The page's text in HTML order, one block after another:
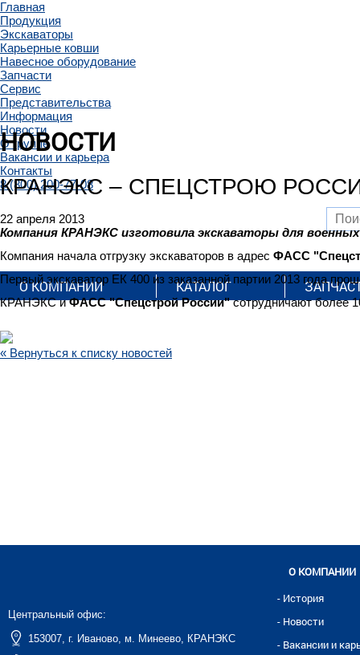
Главная
Продукция
Экскаваторы
Карьерные ковши
Навесное оборудование
Запчасти
Сервис
Представительства
Информация
Новости
О группе
Вакансии и карьера
Контакты
8 (800) 200-77-08
О КОМПАНИИ КАТАЛОГ
НОВОСТИ
КРАНЭКС – СПЕЦСТРОЮ
22 апреля 2013
Компания КРАНЭКС изготовила экскаваторы для
Компания начала отгрузку экскаваторов в адрес ФАСС
Первый экскаватор ЕК 400 из заказанной партии 2013 года
КРАНЭКС иФАСС "Спецстрой России"сотрудничают более
« Вернуться к списку новостей
Центральный офис:
153007, г. Иваново, м. Минеево, КРАНЭКС
О КОМПАНИИ
- История
- Новости
- Вакансии и